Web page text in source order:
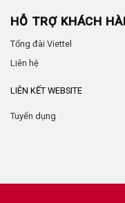
HỖ TRỢ KHÁCH
Tổng đài Viettel
Liên hệ
LIÊN KẾT WEBSITE
Tuyển dụng